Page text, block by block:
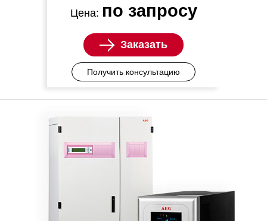
Цена: по запросу
Заказать
Получить консультацию